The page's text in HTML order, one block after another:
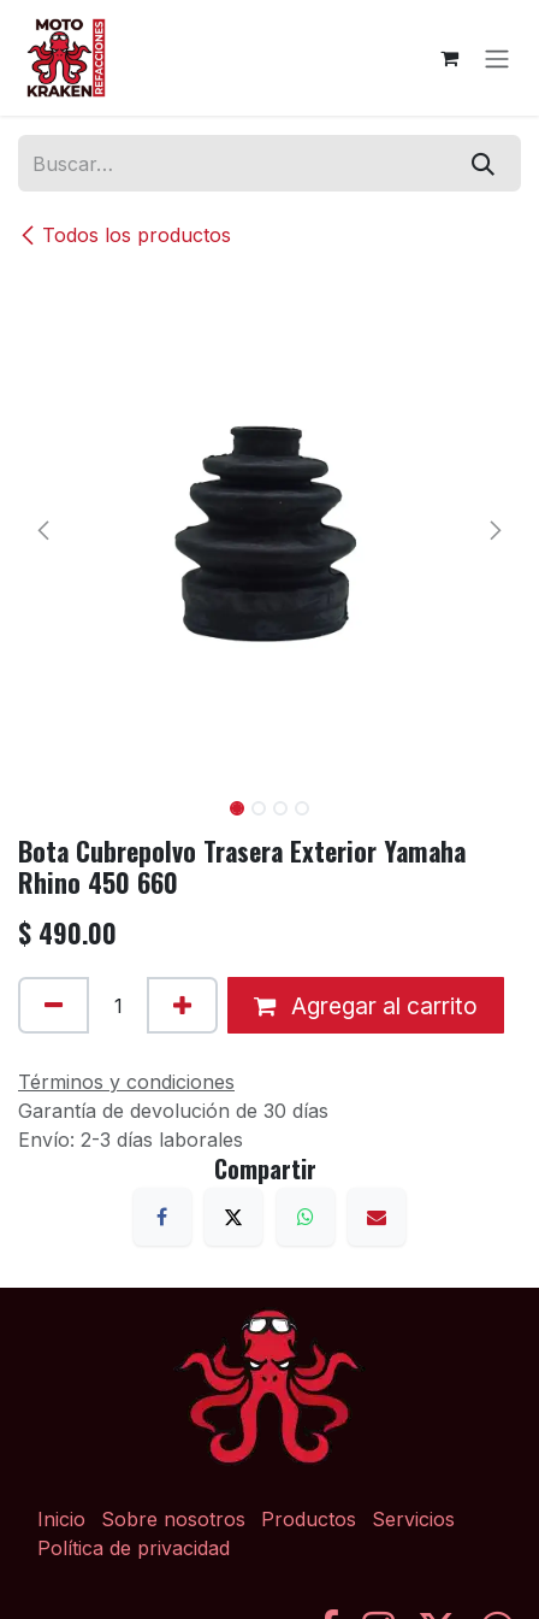
Ir al contenido
Todos los productos
Bota Cubrepolvo Trasera Exterior Yamaha
Rhino 450 660
$ 490.00
Agregar al carrito
Términos y condiciones
Garantía de devolución de 30 días
Envío: 2-3 días laborales
Compartir
Inicio Sobre nosotros Productos
Servicios
Política de privacidad